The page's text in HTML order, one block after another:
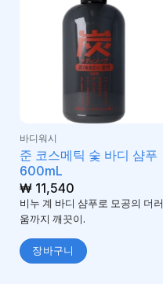
바디워시
준 코스메틱 숯 바디 샴푸
600mL
₩11,540
비누 계 바디 샴푸로 모공의 더러
움까지 깨끗이.
장바구니